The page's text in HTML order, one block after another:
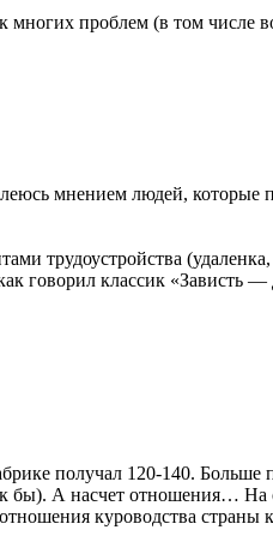
проблем (в том числе
мнением людей, которые
трудоустройства
говорил классик «Зависть —
получал 120-140. Больше
бы). А насчет отношения… На
куроводства страны